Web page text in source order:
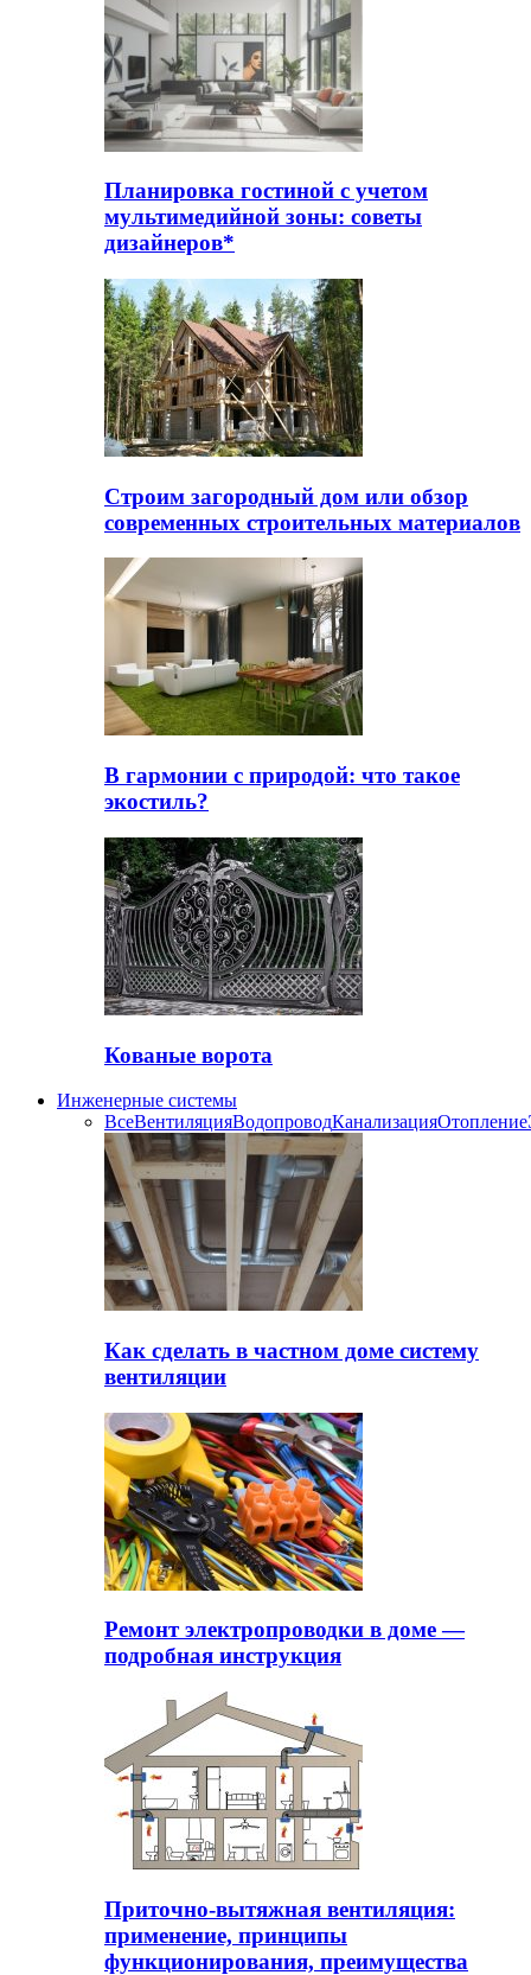
Планировка гостиной с учетом
мультимедийной зоны: советы
дизайнеров*
Строим загородный дом или обзор
современных строительных материалов
В гармонии с природой: что такое
экостиль?
Кованые ворота
Инженерные системы
ВсеВентиляцияВодопроводКанализацияОтопление
Как сделать в частном доме систему
вентиляции
Ремонт электропроводки в доме —
подробная инструкция
Приточно-вытяжная вентиляция:
применение, принципы
функционирования, преимущества